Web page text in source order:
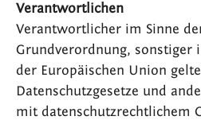
Verantwortlichen
Verantwortlicher im Sinne
Grundverordnung, sonstiger
der Europäischen Union
Datenschutzgesetze und
mit datenschutzrechtlichem